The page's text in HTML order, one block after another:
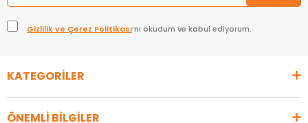
Gizlilik ve Çerez Politikası’nı okudum ve kabul ediyorum.
KATEGORİLER
ÖNEMLİ BİLGİLER